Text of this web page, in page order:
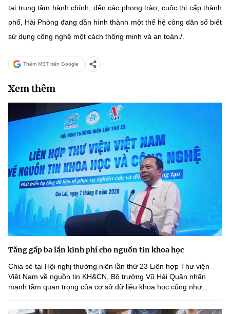
tại trung tâm hành chính, đến các phong trào, cuộc thi cấp thành
phố, Hải Phòng đang dần hình thành một thế hệ công dân số biết
sử dụng công nghệ một cách thông minh và an toàn./.
Thêm MST trên Google
Xem thêm
Tăng gấp ba lần kinh phí cho nguồn tin khoa học
Chia sẻ tại Hội nghị thường niên lần thứ 23 Liên hợp Thư viện
Việt Nam về nguồn tin KH&CN, Bộ trưởng Vũ Hải Quân nhấn
mạnh tầm quan trọng của cơ sở dữ liệu khoa học cũng như...